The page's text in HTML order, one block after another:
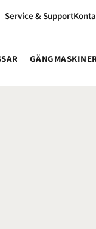
Service & Support